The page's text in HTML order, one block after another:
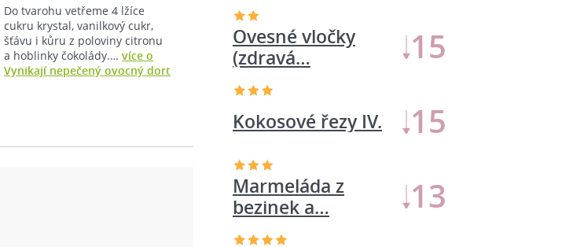
Do tvarohu vetřeme 4 lžíce
cukru krystal, vanilkový cukr,
šťávu i kůru z poloviny citronu
a hoblinky čokolády.…více o
Vynikají nepečený ovocný dort
Kokosové řezy IV. 15
Ovesné vločky
(zdravá…
15
Marmeláda z
bezinek a…
13